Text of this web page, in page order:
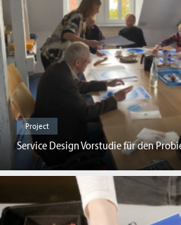
Project
Service Design Vorstudie für den